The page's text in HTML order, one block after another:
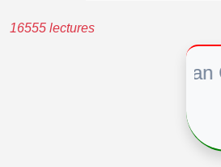
16555 lectures
African